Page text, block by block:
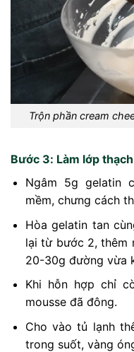
Trộn phần cream
Bước 3: Làm lớp
Ngâm 5g gelatin
mềm, chưng cách
Hòa gelatin tan
lại từ bước 2, thêm
20-30g đường vừa
Khi hỗn hợp chỉ
mousse đã đông.
Cho vào tủ lạnh
trong suốt, vàng